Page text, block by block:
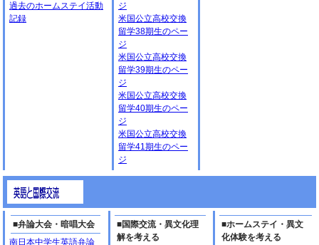
過去のホームステイ活動
記録
ジ
米国公立高校交換
留学38期生のペー
ジ
米国公立高校交換
留学39期生のペー
ジ
米国公立高校交換
留学40期生のペー
ジ
米国公立高校交換
留学41期生のペー
ジ
■弁論大会・暗唱大会
南日本中学生英語弁論
■国際交流・異文化理
解を考える
■ホームステイ・異文
化体験を考える